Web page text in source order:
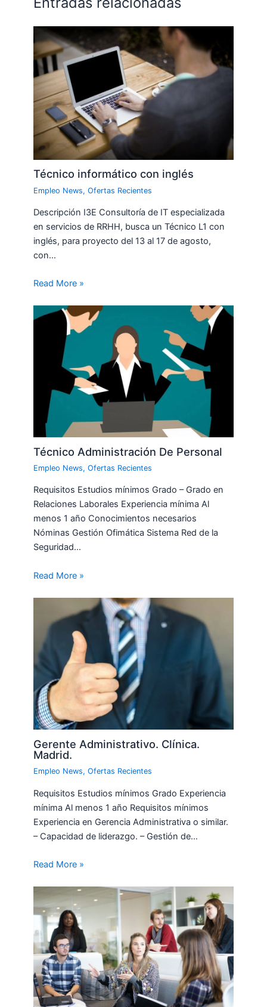
Técnico informático con inglés
Empleo News,Ofertas Recientes
Descripción I3E Consultoría de IT especializada
en servicios de RRHH, busca un Técnico L1 con
inglés, para proyecto del 13 al 17 de agosto,
con…
Read More »
Técnico Administración De Personal
Empleo News,Ofertas Recientes
Requisitos Estudios mínimos Grado – Grado en
Relaciones Laborales Experiencia mínima Al
menos 1 año Conocimientos necesarios
Nóminas Gestión Ofimática Sistema Red de la
Seguridad…
Read More »
Gerente Administrativo. Clínica.
Madrid.
Empleo News,Ofertas Recientes
Requisitos Estudios mínimos Grado Experiencia
mínima Al menos 1 año Requisitos mínimos
Experiencia en Gerencia Administrativa o similar.
– Capacidad de liderazgo. – Gestión de…
Read More »